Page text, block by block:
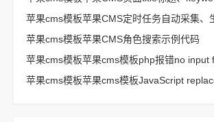
苹果cms模板苹果CMS定时任务自动采集、
苹果cms模板苹果CMS角色搜索示例代码